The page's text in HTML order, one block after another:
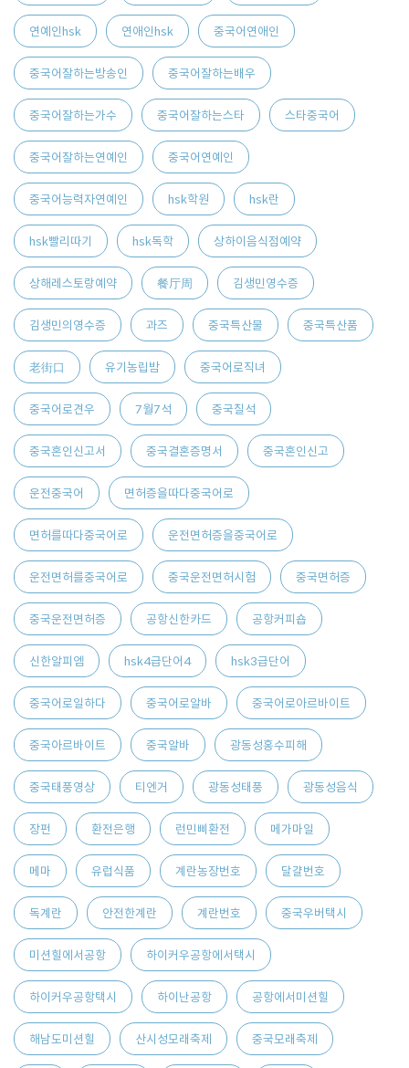
연예인hsk 연애인hsk 중국어연애인
중국어잘하는방송인 중국어잘하는배우
중국어잘하는가수 중국어잘하는스타 스타중국어
중국어잘하는연예인 중국어연예인
중국어능력자연예인 hsk학원 hsk란
hsk빨리따기 hsk독학 상하이음식점예약
상해레스토랑예약 餐厅周 김생민영수증
김생민의영수증 과즈 중국특산물 중국특산품
老街口 유기농립밤 중국어로직녀
중국어로견우 7월7석 중국칠석
중국혼인신고서 중국결혼증명서 중국혼인신고
운전중국어 면허증을따다중국어로
면허를따다중국어로 운전면허증을중국어로
운전면허를중국어로 중국운전면허시험 중국면허증
중국운전면허증 공항신한카드 공항커피숍
신한알피엠 hsk4급단어4 hsk3급단어
중국어로일하다 중국어로알바 중국어로아르바이트
중국아르바이트 중국알바 광동성홍수피해
중국태풍영상 티엔거 광동성태풍 광동성음식
장펀 환전은행 런민삐환전 메가마일
메마 유럽식품 계란농장번호 달걀번호
독계란 안전한계란 계란번호 중국우버택시
미션힐에서공항 하이커우공항에서택시
하이커우공항택시 하이난공항 공항에서미션힐
해남도미션힐 산시성모래축제 중국모래축제